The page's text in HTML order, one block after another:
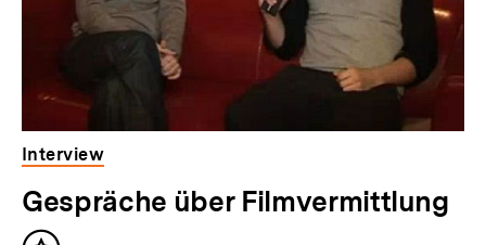
Interview
Gespräche über Filmvermittlung